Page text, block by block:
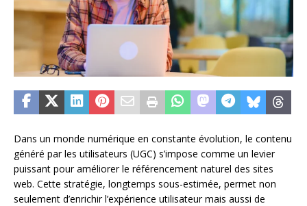
Dans un monde numérique en constante évolution, le contenu
généré par les utilisateurs (UGC) s’impose comme un levier
puissant pour améliorer le référencement naturel des sites
web. Cette stratégie, longtemps sous-estimée, permet non
seulement d’enrichir l’expérience utilisateur mais aussi de